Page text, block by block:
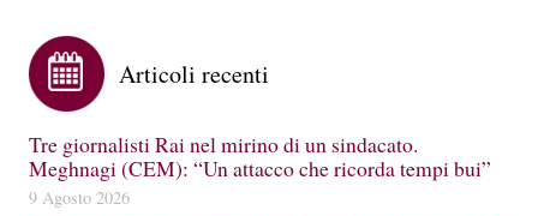
Articoli recenti
Tre giornalisti Rai nel mirino di un sindacato.
Meghnagi (CEM): “Un attacco che ricorda tempi bui”
9 Agosto 2026